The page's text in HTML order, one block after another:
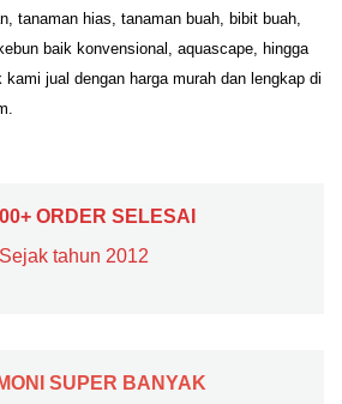
tanaman hias, tanaman buah, bibit buah,
baik konvensional, aquascape, hingga
kami jual dengan harga murah dan lengkap di
ORDER SELESAI
Sejak tahun 2012
SUPER BANYAK